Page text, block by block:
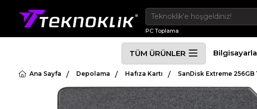
PC Toplama
TÜM ÜRÜNLER
Ana Sayfa Depolama Hafıza Kartı SanDisk Extreme 256GB